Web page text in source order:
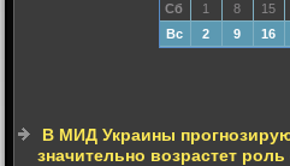
Сб
1 8 15
Вс
2 9 16
В МИД Украины
значительно возрастет